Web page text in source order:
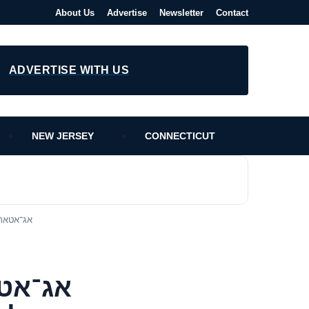
About Us Advertise Newsletter Contact
ADVERTISE WITH US
NEW JERSEY CONNECTICUT
»